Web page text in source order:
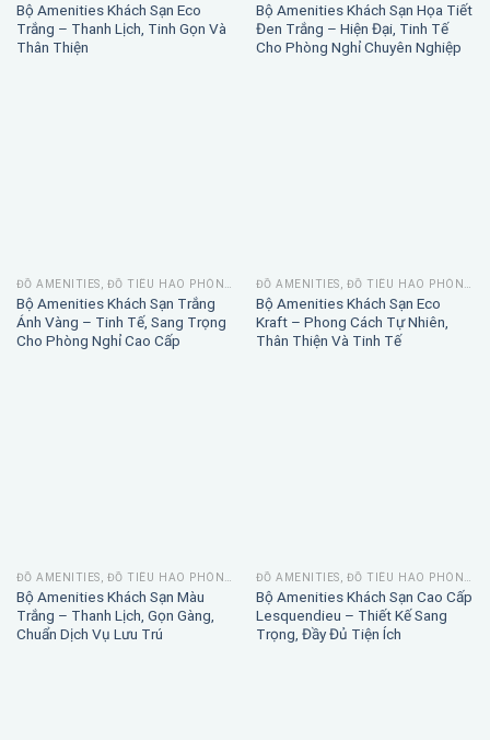
Bộ Amenities Khách Sạn Eco
Trắng – Thanh Lịch, Tinh Gọn Và
Thân Thiện
Bộ Amenities Khách Sạn Họa Tiết
Đen Trắng – Hiện Đại, Tinh Tế
Cho Phòng Nghỉ Chuyên Nghiệp
ĐỒ AMENITIES, ĐỒ TIÊU HAO PHÒNG TẮM
Bộ Amenities Khách Sạn Trắng
Ánh Vàng – Tinh Tế, Sang Trọng
Cho Phòng Nghỉ Cao Cấp
ĐỒ AMENITIES, ĐỒ TIÊU HAO PHÒNG TẮM
Bộ Amenities Khách Sạn Eco
Kraft – Phong Cách Tự Nhiên,
Thân Thiện Và Tinh Tế
ĐỒ AMENITIES, ĐỒ TIÊU HAO PHÒNG TẮM
Bộ Amenities Khách Sạn Màu
Trắng – Thanh Lịch, Gọn Gàng,
Chuẩn Dịch Vụ Lưu Trú
ĐỒ AMENITIES, ĐỒ TIÊU HAO PHÒNG TẮM
Bộ Amenities Khách Sạn Cao Cấp
Lesquendieu – Thiết Kế Sang
Trọng, Đầy Đủ Tiện Ích